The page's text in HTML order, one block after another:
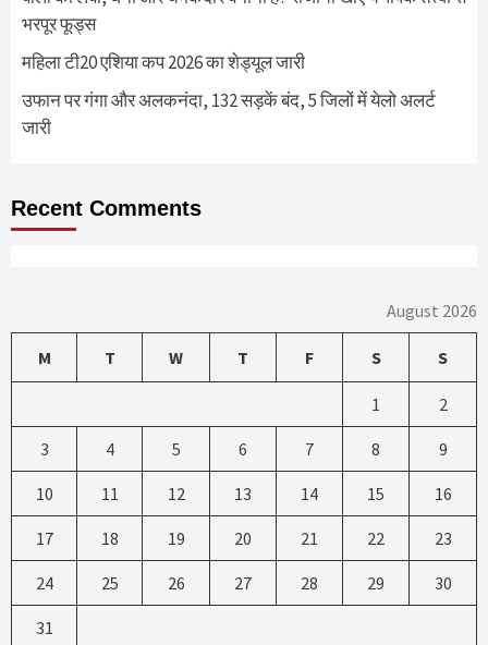
भरपूर फूड्स
महिला टी20 एशिया कप 2026 का शेड्यूल जारी
उफान पर गंगा और अलकनंदा, 132 सड़कें बंद, 5 जिलों में येलो अलर्ट
जारी
Recent Comments
August 2026
M T W T F S S
1 2
3 4 5 6 7 8 9
10 11 12 13 14 15 16
17 18 19 20 21 22 23
24 25 26 27 28 29 30
31